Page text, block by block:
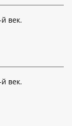
век.
век.